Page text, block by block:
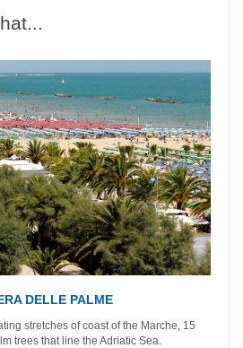
DELLE PALME
stretches of coast of the Marche, 15
trees that line the Adriatic Sea.